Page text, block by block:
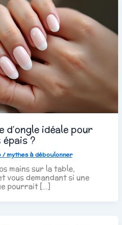
d’ongle idéale pour
?
/ mythes à déboulonner
mains sur la table,
vous demandant si une
pourrait […]